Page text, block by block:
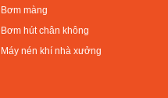
Bơm màng
Bơm hút chân không
Máy nén khí nhà xưởng